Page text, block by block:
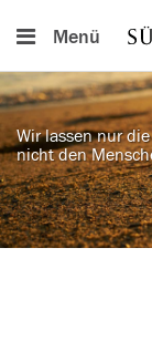
Menü
Wir lassen nur
nicht den